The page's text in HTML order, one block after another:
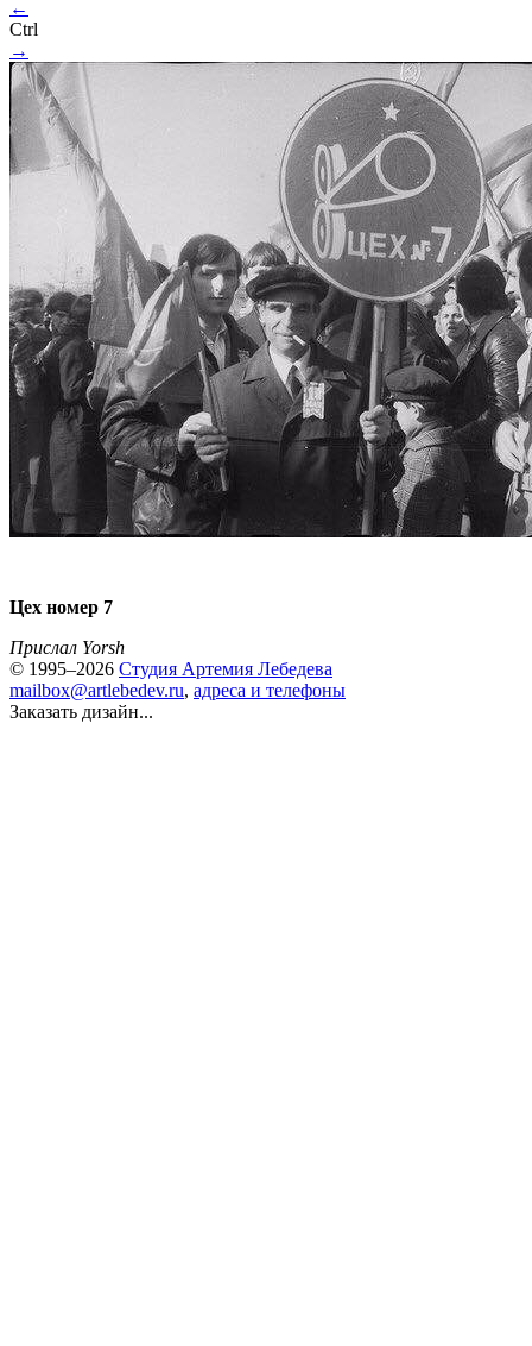
←
Ctrl
→
Цех номер 7
Прислал Yorsh
© 1995–2026 Студия Артемия Лебедева
mailbox@artlebedev.ru, адреса и телефоны
Заказать дизайн...